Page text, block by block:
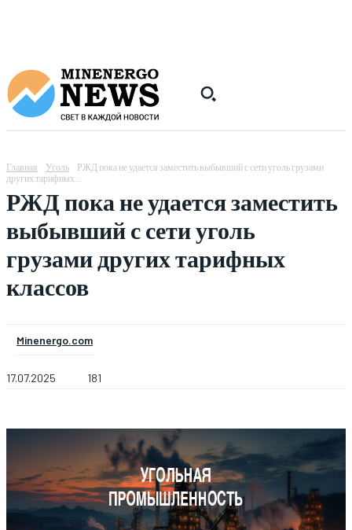
Главная Уголь
РЖД пока не удается заместить выбывший с сети уголь грузами
других тарифных...
РЖД пока не удается заместить
выбывший с сети уголь
грузами других тарифных
классов
Minenergo.com
17.07.2025 181